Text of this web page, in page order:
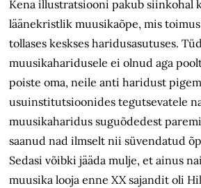
Kena illustratsiooni pakub siinkohal
läänekristlik muusikaõpe, mis
tollases keskses haridusasutuses.
muusikaharidusele ei olnud aga
poiste oma, neile anti haridust
usuinstitutsioonides tegutsevatele
muusikaharidus suguõdedest
saanud nad ilmselt nii süvendatud
Sedasi võibki jääda mulje, et ainus
muusika looja enne XX sajandit oli